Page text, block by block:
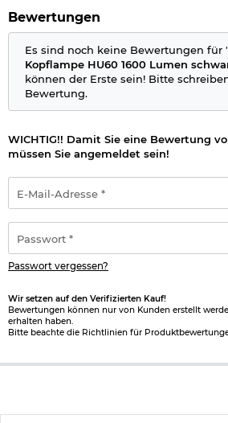
Ultra Low (5 Lumen) ca. 45 Std.
Flutlicht mit NPB1:
Turbo (1200 Lumen) ca.1 Std.
High (480 Lumen) ca. 4 Std. 30 Min.
Mid (200 Lumen) ca. 7 Std. 30 Min.
Details zu Nitecore HU 60 Kopflampe:
Maße: 48 x 43 x 42 mm
LED 1: CREE XP-G3 S3 LED
LED 2: CREE XHP35 HD E2 LED
Leuchtkraft: max. 1600 Lumen
Leuchtdauer: bis zu 45 Stunden
Leuchtweite: ca. 162 Meter
USB-Kabel mit Verriegelung
wasserdicht nach IPX-67
stoßfest bis zu 1 Meter Fallhöhe
Betrieb mit Nitecore NPB1, NPB2
Powerbank als Stromquelle
Material Gehäuse:
Bewertungen
Es sind noch keine Bewertungen für
Kopflampe HU60 1600 Lumen
können der Erste sein! Bitte
Bewertung.
WICHTIG!! Damit Sie eine Bewertung
müssen Sie angemeldet sein!
Mail-
Adresse
*
Passwort vergessen?
Wir setzen auf den Verifizierten Kauf!
Bewertungen können nur von Kunden erstellt
erhalten haben.
Bitte beachte die Richtlinien für